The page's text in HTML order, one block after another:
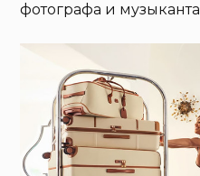
фотографа и музыканта